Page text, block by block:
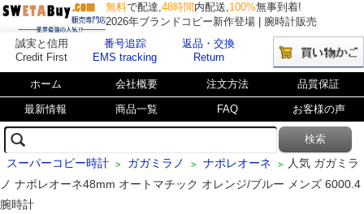
無料で配達,48時間 内配送,100%無事到着!
2026年ブランドコピー新作登場 | 腕時計販売
誠実と信用
Credit First
番号追踪
EMS tracking
返品・交換
Return
ホーム 会社概要 注文方法 品質保証
最新情報 商品一覧 FAQ お客様の声
スーパーコピー時計 > ガガミラノ > ナポレオーネ > 人気 ガガミラ
ノ ナポレオーネ48mm オートマチック オレンジ/ブルー メンズ 6000.4
腕時計